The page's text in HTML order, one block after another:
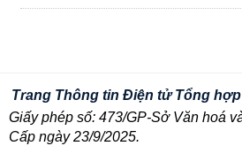
Trang Thông tin Điện tử Tổng hợp
Giấy phép số: 473/GP-Sở Văn hoá
Cấp ngày 23/9/2025.